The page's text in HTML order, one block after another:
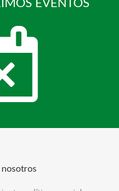
EVENTOS